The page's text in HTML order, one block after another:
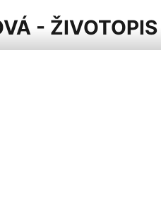
- ŽIVOTOPIS